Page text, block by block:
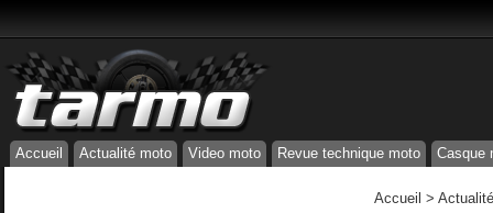
Accueil Actualité moto Video moto Revue technique moto Casque
Accueil >